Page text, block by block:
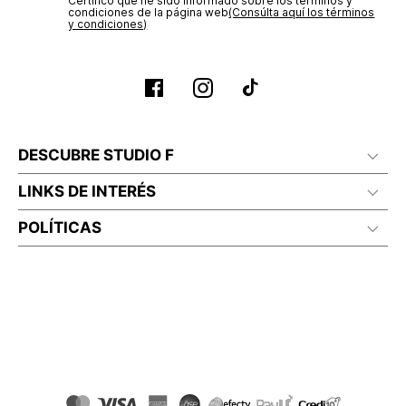
condiciones de la página web‎(Consúlta aquí los términos
y condiciones)
DESCUBRE STUDIO F
LINKS DE INTERÉS
POLÍTICAS